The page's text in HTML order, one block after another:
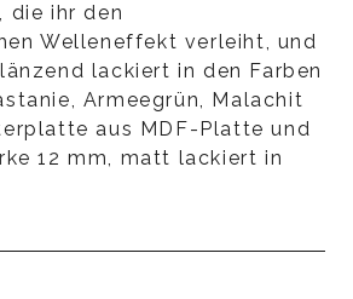
die ihr den
Welleneffekt verleiht, und
lackiert in den Farben
Armeegrün, Malachit
aus MDF-Platte und
12 mm, matt lackiert in